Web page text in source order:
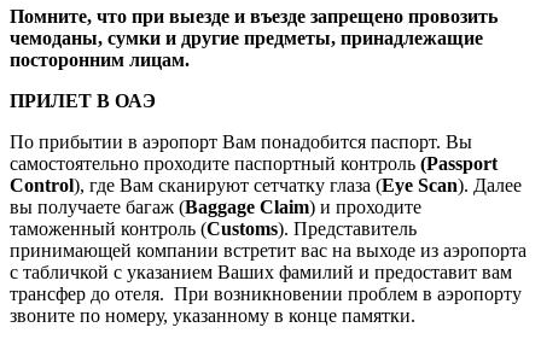
Помните, что при выезде и въезде запрещено провозить
чемоданы, сумки и другие предметы, принадлежащие
посторонним лицам.
ПРИЛЕТ В ОАЭ
По прибытии в аэропорт Вам понадобится паспорт. Вы
самостоятельно проходите паспортный контроль (Passport
Control), где Вам сканируют сетчатку глаза (Eye Scan). Далее
вы получаете багаж (Baggage Claim) и проходите
таможенный контроль (Customs). Представитель
принимающей компании встретит вас на выходе из аэропорта
с табличкой с указанием Ваших фамилий и предоставит вам
трансфер до отеля. При возникновении проблем в аэропорту
звоните по номеру, указанному в конце памятки.